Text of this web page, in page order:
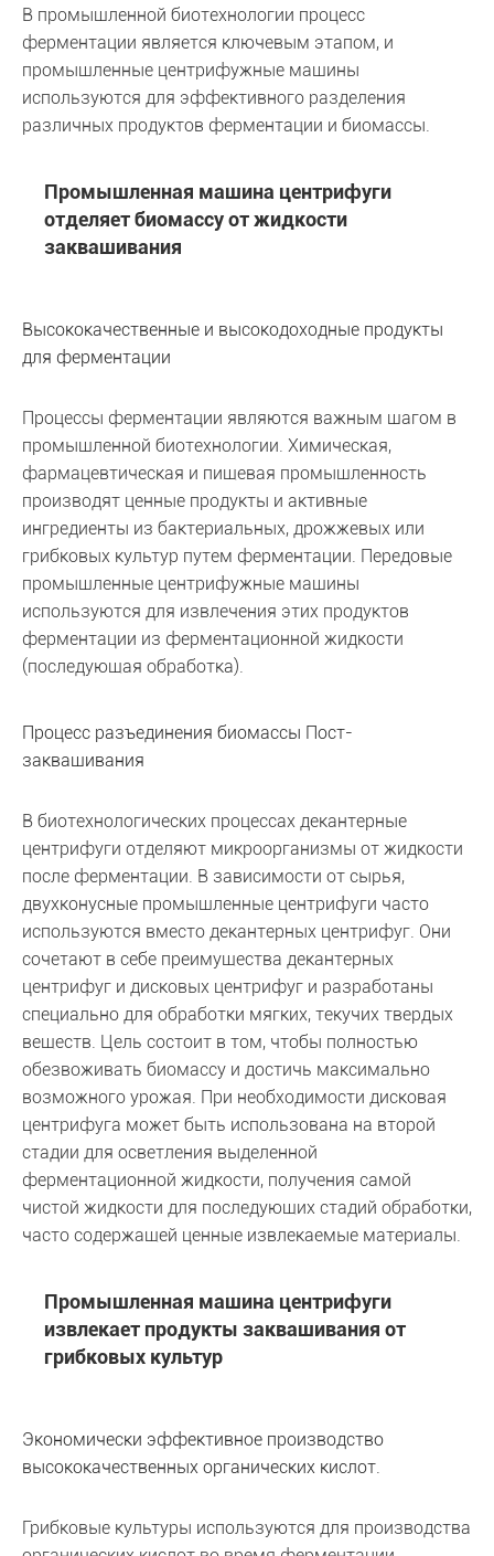
В промышленной биотехнологии процесс
ферментации является ключевым этапом, и
промышленные центрифужные машины
используются для эффективного разделения
различных продуктов ферментации и биомассы.
Промышленная машина центрифуги
отделяет биомассу от жидкости
заквашивания
Высококачественные и высокодоходные продукты
для ферментации
Процессы ферментации являются важным шагом в
промышленной биотехнологии. Химическая,
фармацевтическая и пищевая промышленность
производят ценные продукты и активные
ингредиенты из бактериальных, дрожжевых или
грибковых культур путем ферментации. Передовые
промышленные центрифужные машины
используются для извлечения этих продуктов
ферментации из ферментационной жидкости
(последующая обработка).
Процесс разъединения биомассы Пост-
заквашивания
В биотехнологических процессах декантерные
центрифуги отделяют микроорганизмы от жидкости
после ферментации. В зависимости от сырья,
двухконусные промышленные центрифуги часто
используются вместо декантерных центрифуг. Они
сочетают в себе преимущества декантерных
центрифуг и дисковых центрифуг и разработаны
специально для обработки мягких, текучих твердых
веществ. Цель состоит в том, чтобы полностью
обезвоживать биомассу и достичь максимально
возможного урожая. При необходимости дисковая
центрифуга может быть использована на второй
стадии для осветления выделенной
ферментационной жидкости, получения самой
чистой жидкости для последующих стадий обработки,
часто содержащей ценные извлекаемые материалы.
Промышленная машина центрифуги
извлекает продукты заквашивания от
грибковых культур
Экономически эффективное производство
высококачественных органических кислот.
Грибковые культуры используются для производства